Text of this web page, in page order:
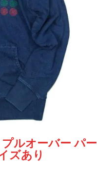
ルオーバー パー
ズあり